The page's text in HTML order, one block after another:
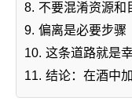
8. 不要混淆资源和
9. 偏离是必要步骤
10. 这条道路就是
11. 结论：在酒中